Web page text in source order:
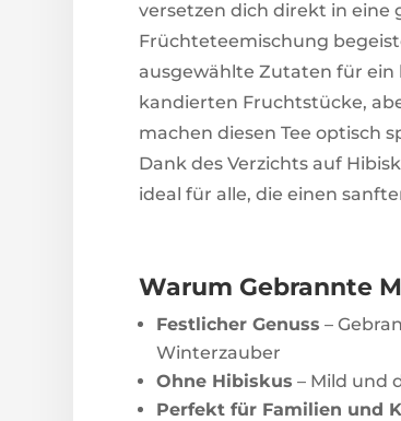
versetzen dich direkt in
Früchteteemischung
ausgewählte Zutaten für ein
kandierten Fruchtstücke,
machen diesen Tee optisch
Dank des Verzichts auf
ideal für alle, die einen
Warum Gebrannte
Festlicher Genuss –
Winterzauber
Ohne Hibiskus – Mild und
Perfekt für Familien und